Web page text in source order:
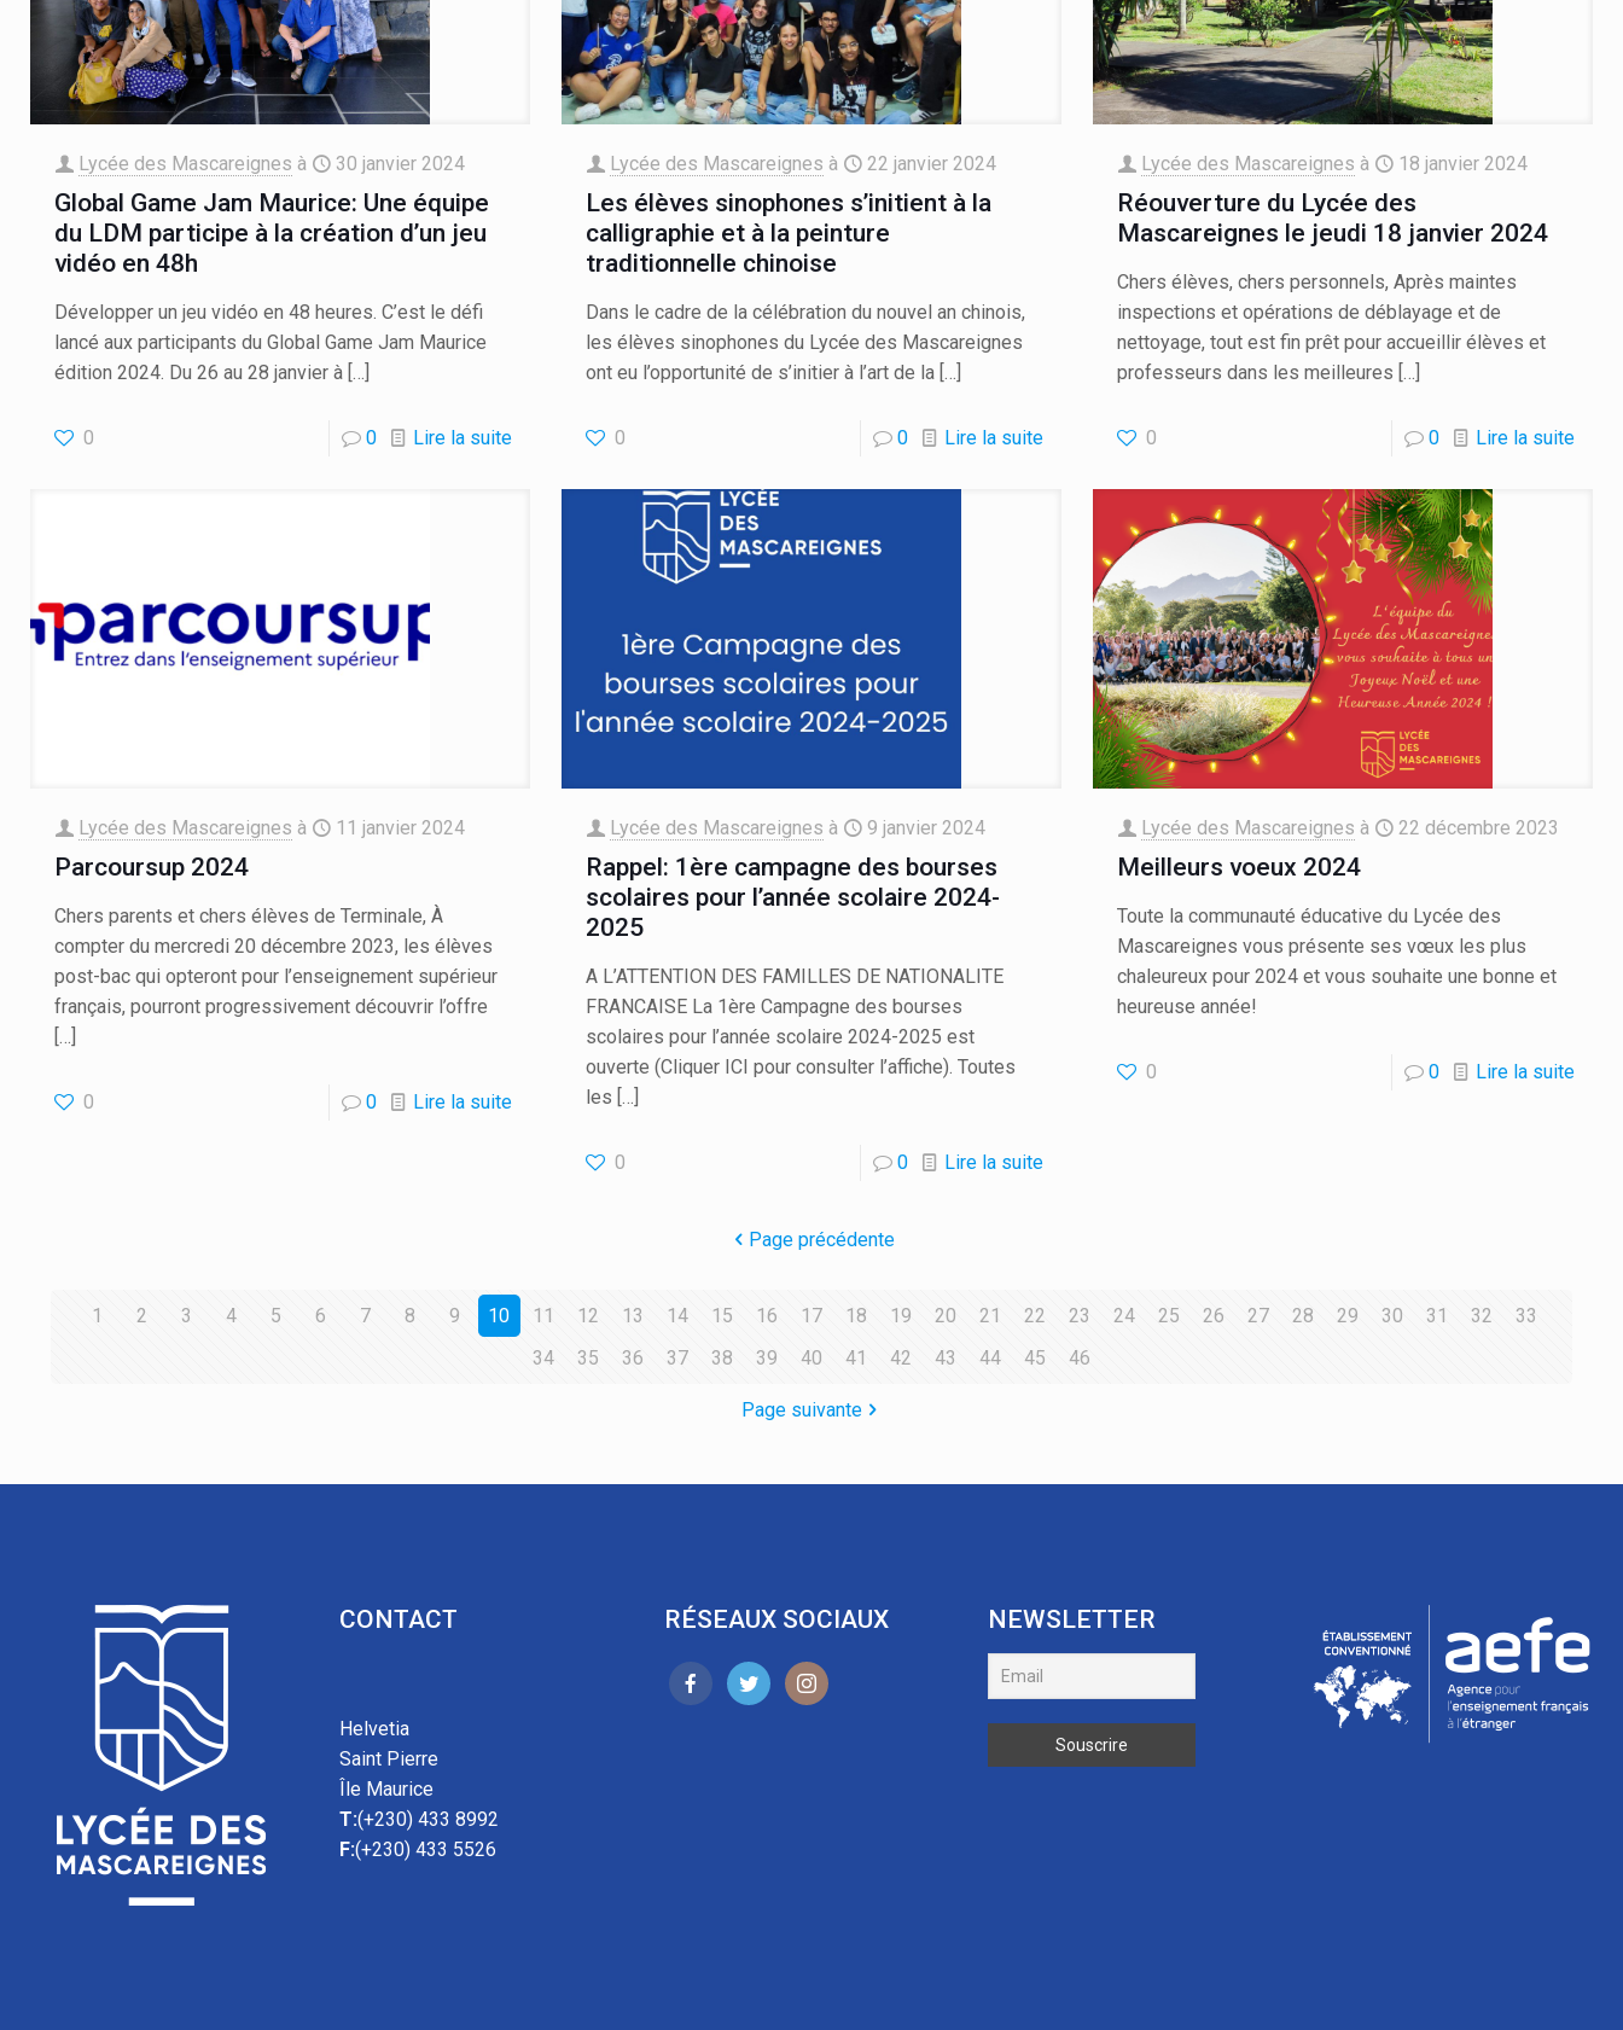
Lycée des Mascareignes à 30 janvier 2024
Global Game Jam Maurice: Une équipe
du LDM participe à la création d’un jeu
vidéo en 48h
Développer un jeu vidéo en 48 heures. C’est le défi
lancé aux participants du Global Game Jam Maurice
édition 2024. Du 26 au 28 janvier à […]
0 0 Lire la suite
Lycée des Mascareignes à 22 janvier 2024
Les élèves sinophones s’initient à la
calligraphie et à la peinture
traditionnelle chinoise
Dans le cadre de la célébration du nouvel an chinois,
les élèves sinophones du Lycée des Mascareignes
ont eu l’opportunité de s’initier à l’art de la […]
0 0 Lire la suite
Lycée des Mascareignes à 18 janvier 2024
Réouverture du Lycée des
Mascareignes le jeudi 18 janvier 2024
Chers élèves, chers personnels, Après maintes
inspections et opérations de déblayage et de
nettoyage, tout est fin prêt pour accueillir élèves et
professeurs dans les meilleures […]
0 0 Lire la suite
Lycée des Mascareignes à 11 janvier 2024
Parcoursup 2024
Chers parents et chers élèves de Terminale, À
compter du mercredi 20 décembre 2023, les élèves
post-bac qui opteront pour l’enseignement supérieur
français, pourront progressivement découvrir l’offre
[…]
0 0 Lire la suite
Lycée des Mascareignes à 9 janvier 2024
Rappel: 1ère campagne des bourses
scolaires pour l’année scolaire 2024-
2025
A L’ATTENTION DES FAMILLES DE NATIONALITE
FRANCAISE La 1ère Campagne des bourses
scolaires pour l’année scolaire 2024-2025 est
ouverte (Cliquer ICI pour consulter l’affiche). Toutes
les […]
0 0 Lire la suite
Lycée des Mascareignes à 22 décembre 2023
Meilleurs voeux 2024
Toute la communauté éducative du Lycée des
Mascareignes vous présente ses vœux les plus
chaleureux pour 2024 et vous souhaite une bonne et
heureuse année!
0 0 Lire la suite
Page précédente
1 2 3 4 5 6 7 8 9 10 11 12 13 14 15 16 17 18 19 20 21 22 23 24 25 26 27 28 29 30 31 32
33
34
35 36 37 38 39 40 41 42 43 44 45 46
Page suivante
CONTACT
Helvetia
Saint Pierre
Île Maurice
T:(+230) 433 8992
F:(+230) 433 5526
RÉSEAUX SOCIAUX NEWSLETTER